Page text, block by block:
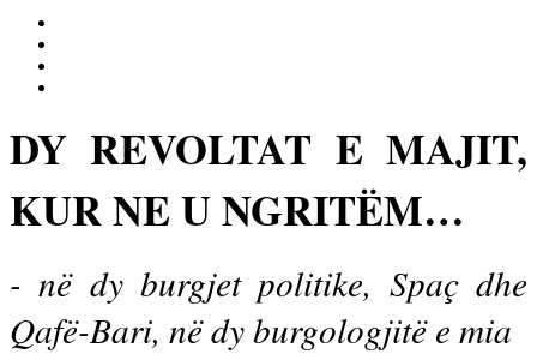
DY REVOLTAT E MAJIT,
KUR NE U NGRITËM…
- në dy burgjet politike, Spaç dhe
Qafë-Bari, në dy burgologjitë e mia